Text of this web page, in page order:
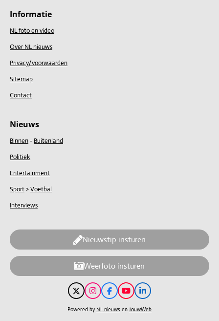
n
e
Informatie
NL foto en video
Over NL nieuws
Privacy/voorwaarden
Sitemap
Contact
Nieuws
Binnen- Buitenland
Politiek
Entertainment
Sport>Voetbal
Interviews
Nieuwstip insturen
Weerfoto insturen
X
I
n
s
t
F
a
c
Y
o
u
L
i
n
Powered by NL nieuws en JouwWeb